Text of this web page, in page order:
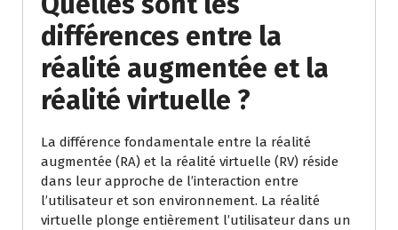
différences entre la
réalité augmentée et la
réalité virtuelle ?
La différence fondamentale entre la réalité
augmentée (RA) et la réalité virtuelle (RV) réside
dans leur approche de l’interaction entre
l’utilisateur et son environnement. La réalité
virtuelle plonge entièrement l’utilisateur dans un